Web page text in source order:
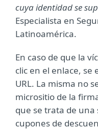
cuya identidad se
Especialista en
Latinoamérica.
En caso de que la
clic en el enlace,
URL. La misma no
micrositio de la
que se trata de
cupones de